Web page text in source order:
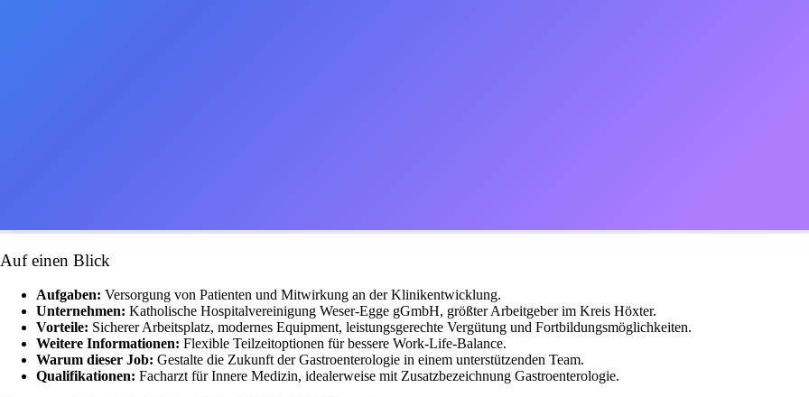
Auf einen Blick
Aufgaben: Versorgung von Patienten und Mitwirkung an der Klinikentwicklung.
Unternehmen: Katholische Hospitalvereinigung Weser‑Egge gGmbH, größter Arbeitgeber im Kreis Höxter.
Vorteile: Sicherer Arbeitsplatz, modernes Equipment, leistungsgerechte Vergütung und Fortbildungsmöglichkeiten.
Weitere Informationen: Flexible Teilzeitoptionen für bessere Work-Life-Balance.
Warum dieser Job: Gestalte die Zukunft der Gastroenterologie in einem unterstützenden Team.
Qualifikationen: Facharzt für Innere Medizin, idealerweise mit Zusatzbezeichnung Gastroenterologie.